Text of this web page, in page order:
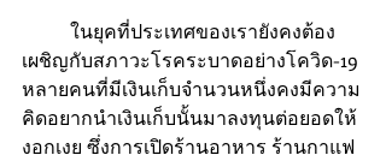
เผชิญกับสภาวะโรคระบาดอย่างโควิด-19
หลายคนที่มีเงินเก็บจำนวนหนึ่งคงมีความ
คิดอยากนำเงินเก็บนั้นมาลงทุนต่อยอดให้
งอกเงย ซึ่งการเปิดร้านอาหาร ร้านกาแฟ